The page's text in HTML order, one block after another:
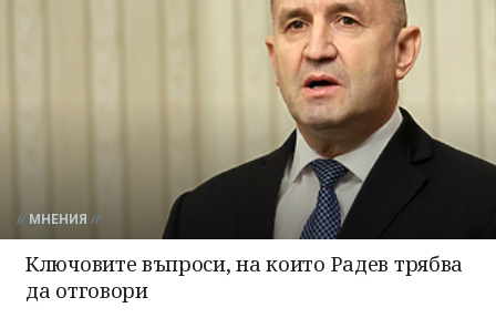
МНЕНИЯ
Ключовите въпроси, на които Радев трябва
да отговори